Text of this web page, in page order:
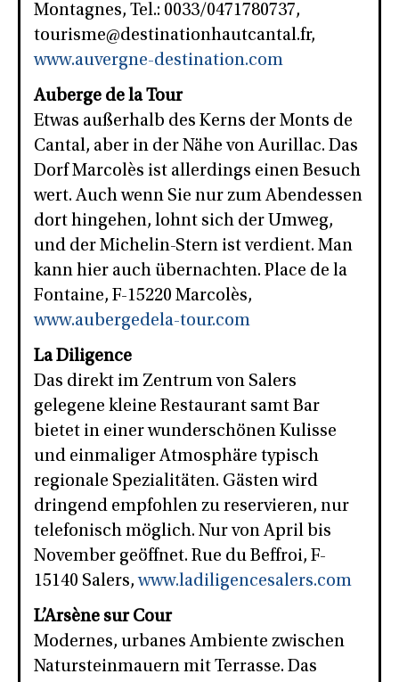
Montagnes, Tel.: 0033/0471780737,
tourisme@destinationhautcantal.fr,
www.auvergne-destination.com
Auberge de la Tour
Etwas außerhalb des Kerns der Monts de
Cantal, aber in der Nähe von Aurillac. Das
Dorf Marcolès ist allerdings einen Besuch
wert. Auch wenn Sie nur zum Abendessen
dort hingehen, lohnt sich der Umweg,
und der Michelin-Stern ist verdient. Man
kann hier auch übernachten. Place de la
Fontaine, F-15220 Marcolès,
www.aubergedela-tour.com
La Diligence
Das direkt im Zentrum von Salers
gelegene kleine Restaurant samt Bar
bietet in einer wunderschönen Kulisse
und einmaliger Atmosphäre typisch
regionale Spezialitäten. Gästen wird
dringend empfohlen zu reservieren, nur
telefonisch möglich. Nur von April bis
November geöffnet. Rue du Beffroi, F-
15140 Salers,www.ladiligencesalers.com
L’Arsène sur Cour
Modernes, urbanes Ambiente zwischen
Natursteinmauern mit Terrasse. Das